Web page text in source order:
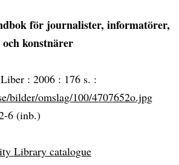
för journalister, informatörer,
konstnärer
Liber : 2006 : 176 s. :
bilder/omslag/100/4707652o.jpg
6 (inb.)
Library catalogue